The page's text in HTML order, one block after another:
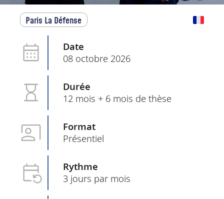
Paris La Défense
Date
08 octobre 2026
Durée
12 mois + 6 mois de thèse
Format
Présentiel
Rythme
3 jours par mois